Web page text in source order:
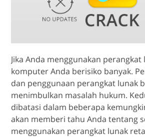
Jika Anda menggunakan perangkat
komputer Anda berisiko banyak.
dan penggunaan perangkat lunak
menimbulkan masalah hukum.
dibatasi dalam beberapa
akan memberi tahu Anda tentang
menggunakan perangkat lunak